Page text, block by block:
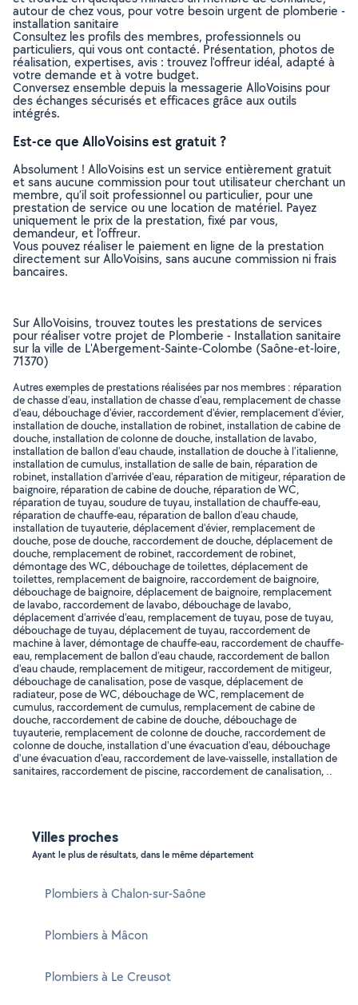
autour de chez vous, pour votre besoin urgent de plomberie -
installation sanitaire
Consultez les profils des membres, professionnels ou
particuliers, qui vous ont contacté. Présentation, photos de
réalisation, expertises, avis : trouvez l'offreur idéal, adapté à
votre demande et à votre budget.
Conversez ensemble depuis la messagerie AlloVoisins pour
des échanges sécurisés et efficaces grâce aux outils
intégrés.
Est-ce que AlloVoisins est gratuit ?
Absolument ! AlloVoisins est un service entièrement gratuit
et sans aucune commission pour tout utilisateur cherchant un
membre, qu’il soit professionnel ou particulier, pour une
prestation de service ou une location de matériel. Payez
uniquement le prix de la prestation, fixé par vous,
demandeur, et l’offreur.
Vous pouvez réaliser le paiement en ligne de la prestation
directement sur AlloVoisins, sans aucune commission ni frais
bancaires.
Sur AlloVoisins, trouvez toutes les prestations de services
pour réaliser votre projet de Plomberie - Installation sanitaire
sur la ville de L'Abergement-Sainte-Colombe (Saône-et-loire,
71370)
Autres exemples de prestations réalisées par nos membres : réparation
de chasse d'eau, installation de chasse d'eau, remplacement de chasse
d'eau, débouchage d'évier, raccordement d'évier, remplacement d'évier,
installation de douche, installation de robinet, installation de cabine de
douche, installation de colonne de douche, installation de lavabo,
installation de ballon d'eau chaude, installation de douche à l'italienne,
installation de cumulus, installation de salle de bain, réparation de
robinet, installation d'arrivée d'eau, réparation de mitigeur, réparation de
baignoire, réparation de cabine de douche, réparation de WC,
réparation de tuyau, soudure de tuyau, installation de chauffe-eau,
réparation de chauffe-eau, réparation de ballon d'eau chaude,
installation de tuyauterie, déplacement d'évier, remplacement de
douche, pose de douche, raccordement de douche, déplacement de
douche, remplacement de robinet, raccordement de robinet,
démontage des WC, débouchage de toilettes, déplacement de
toilettes, remplacement de baignoire, raccordement de baignoire,
débouchage de baignoire, déplacement de baignoire, remplacement
de lavabo, raccordement de lavabo, débouchage de lavabo,
déplacement d'arrivée d'eau, remplacement de tuyau, pose de tuyau,
débouchage de tuyau, déplacement de tuyau, raccordement de
machine à laver, démontage de chauffe-eau, raccordement de chauffe-
eau, remplacement de ballon d'eau chaude, raccordement de ballon
d'eau chaude, remplacement de mitigeur, raccordement de mitigeur,
débouchage de canalisation, pose de vasque, déplacement de
radiateur, pose de WC, débouchage de WC, remplacement de
cumulus, raccordement de cumulus, remplacement de cabine de
douche, raccordement de cabine de douche, débouchage de
tuyauterie, remplacement de colonne de douche, raccordement de
colonne de douche, installation d'une évacuation d'eau, débouchage
d'une évacuation d'eau, raccordement de lave-vaisselle, installation de
sanitaires, raccordement de piscine, raccordement de canalisation, ..
Villes proches
Ayant le plus de résultats, dans le même département
Plombiers à Chalon-sur-Saône
Plombiers à Mâcon
Plombiers à Le Creusot